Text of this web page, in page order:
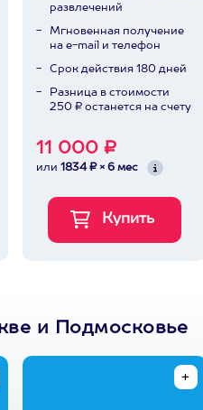
развлечений
Мгновенная получение
на e-mail и телефон
Срок действия 180 дней
Разница в стоимости
250 ₽ останется на счету
11 000 ₽
или 1834 ₽ × 6 мес
и Подмосковье